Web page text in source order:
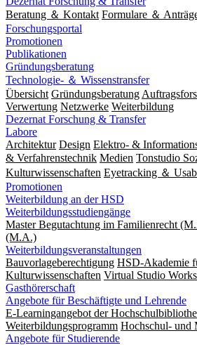
Beratung ＆ Kontakt Formulare ＆
Forschungsportal
Promotionen
Publikationen
Gründungsberatung
Technologie- ＆ Wissenstransfer
Übersicht Gründungsberatung
Verwertung Netzwerke Weiterbildung
Dezernat Forschung & Transfer
Labore
Architektur Design Elektro- &
& Verfahrenstechnik Medien Tonstudio
Kulturwissenschaften Eyetracking ＆
Promotionen
Weiterbildung an der HSD
Weiterbildungsstudiengänge
Master Begutachtung im Familienrecht
(M.A.)
Weiterbildungsveranstaltungen
Bauvorlageberechtigung HSD-Akademie
Kulturwissenschaften Virtual Studio
Gasthörerschaft
Angebote für Beschäftigte und Lehrende
E-Learningangebot der
Weiterbildungsprogramm Hochschul- und
Angebote für Studierende